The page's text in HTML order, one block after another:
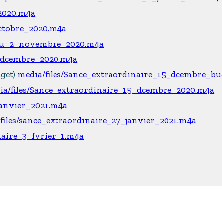
media/files/
files/Sance_extraordinaire_15_dcembre_2020.m4a
sance_extraordinaire_27_janvier_2021.m4a